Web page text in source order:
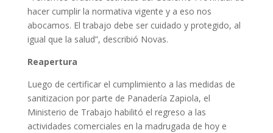
hacer cumplir la normativa vigente y a eso nos
abocamos. El trabajo debe ser cuidado y protegido, al
igual que la salud”, describió Novas.
Reapertura
Luego de certificar el cumplimiento a las medidas de
sanitizacion por parte de Panadería Zapiola, el
Ministerio de Trabajo habilitó el regreso a las
actividades comerciales en la madrugada de hoy e